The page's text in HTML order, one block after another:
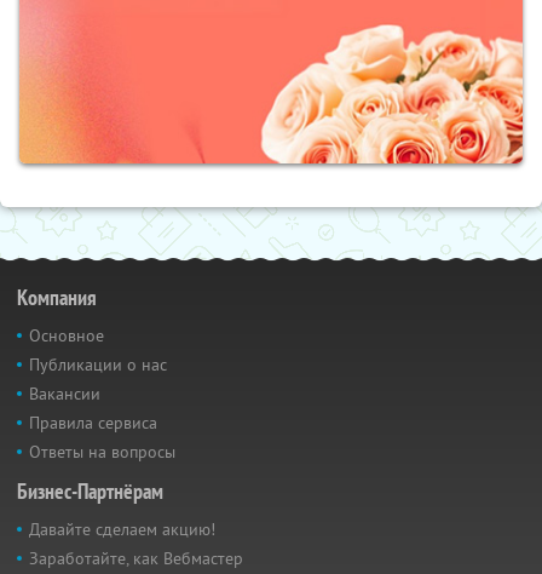
Компания
Основное
Публикации о нас
Вакансии
Правила сервиса
Ответы на вопросы
Бизнес-Партнёрам
Давайте сделаем акцию!
Заработайте, как Вебмастер